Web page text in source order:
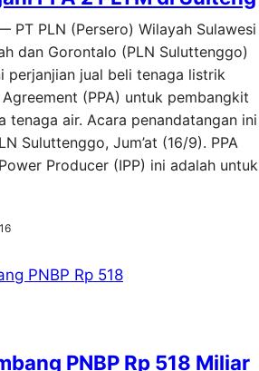
PT PLN (Persero) Wilayah Sulawesi
dan Gorontalo (PLN Suluttenggo)
perjanjian jual beli tenaga listrik
(PPA) untuk pembangkit
tenaga air. Acara penandatangan ini
Suluttenggo, Jum’at (16/9). PPA
Producer (IPP) ini adalah untuk
PNBP Rp 518 Miliar